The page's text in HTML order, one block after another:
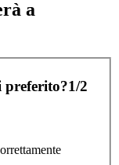
a
preferito?1/2